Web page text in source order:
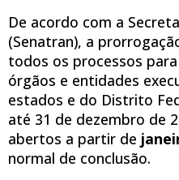
De acordo com a
(Senatran), a
todos os processos
órgãos e entidades
estados e do Distrito
até 31 de dezembro de
abertos a partir de
normal de conclusão.